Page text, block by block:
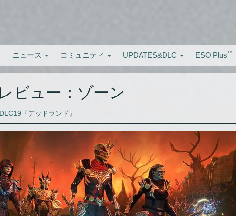
ニュース コミュニティ UPDATES&DLC ESO Plus™
ビュー：ゾーン
DLC19『デッドランド』